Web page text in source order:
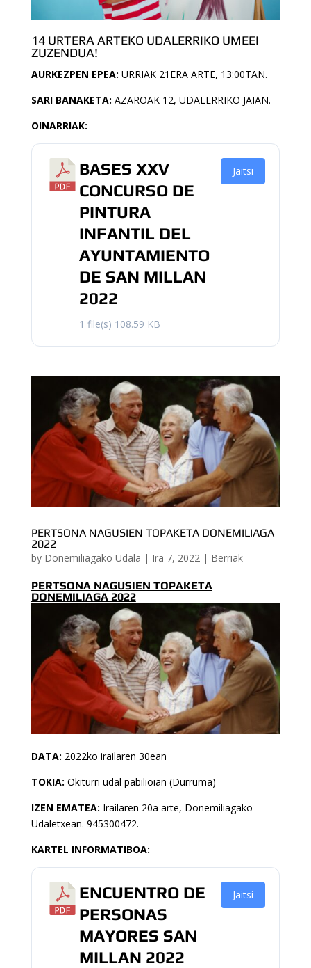
14 URTERA ARTEKO UDALERRIKO UMEEI
ZUZENDUA!
AURKEZPEN EPEA: URRIAK 21ERA ARTE, 13:00TAN.
SARI BANAKETA: AZAROAK 12, UDALERRIKO JAIAN.
OINARRIAK:
BASES XXV
CONCURSO DE
PINTURA
INFANTIL DEL
AYUNTAMIENTO
DE SAN MILLAN
2022
1 file(s) 108.59 KB
Jaitsi
PERTSONA NAGUSIEN TOPAKETA DONEMILIAGA
2022
by Donemiliagako Udala | Ira 7, 2022| Berriak
PERTSONA NAGUSIEN TOPAKETA
DONEMILIAGA 2022
DATA: 2022ko irailaren 30ean
TOKIA: Okiturri udal pabilioian (Durruma)
IZEN EMATEA: Irailaren 20a arte, Donemiliagako
Udaletxean. 945300472.
KARTEL INFORMATIBOA:
ENCUENTRO DE
PERSONAS
MAYORES SAN
MILLAN 2022
Jaitsi